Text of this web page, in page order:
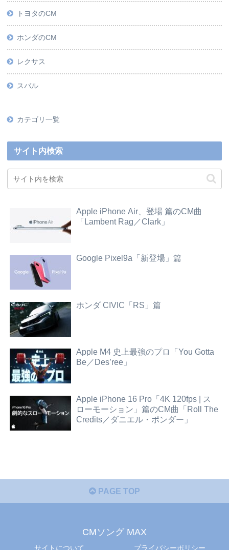
トヨタのCM
ホンダのCM
レクサス
スバル
カテゴリ一覧
サイト内検索
Apple iPhone Air、登場 篇のCM曲
「Lambent Rag／Clark」
Google Pixel9a「新登場」篇
ホンダ CIVIC「RS」篇
Apple M4 史上最強のプロ「You Gotta
Be／Des’ree」
Apple iPhone 16 Pro「4K 120fps | ス
ローモーション」篇のCM曲「Roll The
Credits／ダニエル・ポンダー」
PAGE TOP
CMソング MAX
サイトについて プライバシーポリシー